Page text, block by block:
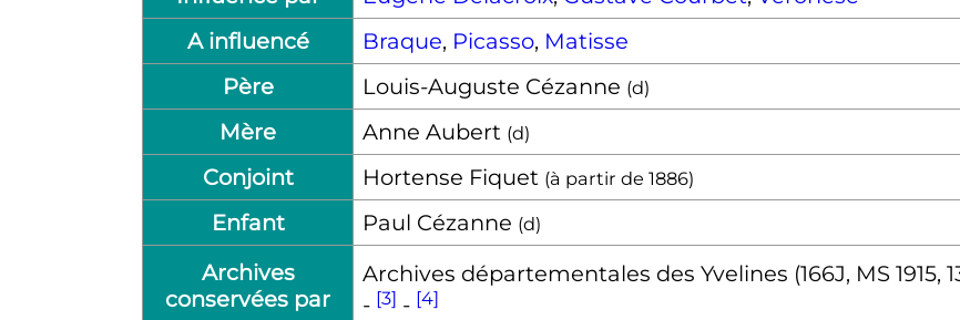
A influencé
Braque, Picasso, Matisse
Père
Louis-Auguste Cézanne (d)
Mère Anne Aubert (d)
Conjoint Hortense Fiquet (à partir de 1886)
Enfant Paul Cézanne (d)
Archives
conservées par
Archives départementales des Yvelines (166J, MS 1915,
- [3] - [4]